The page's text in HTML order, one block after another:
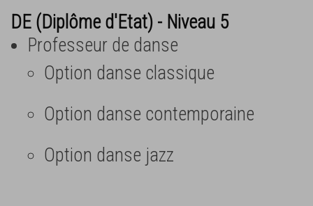
DE (Diplôme d'Etat) - Niveau 5
Professeur de danse
Option danse classique
Option danse contemporaine
Option danse jazz